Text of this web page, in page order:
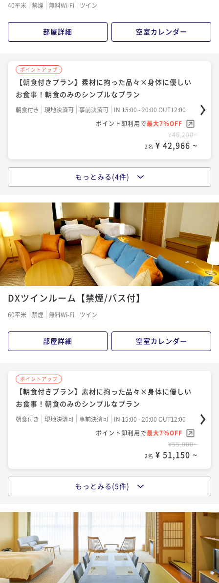
40平米 禁煙 無料Wi-Fi ツイン
部屋詳細 空室カレンダー
ポイントアップ
【朝食付きプラン】素材に拘った品々×身体に優しい
お食事！朝食のみのシンプルなプラン
朝食付き 現地決済可 事前決済可
IN 15:00 - 20:00 OUT12:00
ポイント即利用で最大7％OFF
¥46,200~
2名 ¥ 42,966 ~
【直前割でお得に】 人気のスタンダード×創作フレ
ンチ（レストラン）プランが特別価格
現地決済可 事前決済可
IN 15:00 - 19:00 OUT12:00
ポイント即利用で
最大7％OFF
¥63,360~
2名 ¥ 58,924 ~
ポイントアップ
【スタンダード×創作フレンチ（レストラン）】オー
ベルジュで創作ディナーに舌鼓&美肌の温泉で癒しの旅
ポイント即利用で最大7％OFF
¥66,000~
ポイントアップ
【特別ディナー×創作フレンチ（レストラン）】『熊
野牛』をメインに、質も量もワンランクUPの贅沢を。
事前決済可
IN 15:00 - 19:00 OUT12:00
最大7％OFF
¥80,300~
2名 ¥ 74,679 ~
【環境にやさしいECO連泊】清掃不要で特典付き！＜
スタンダード×創作フレンチ（レストラン）＞
二食付き 現地決済可 事前決済可
IN 15:00 - 19:00 OUT12:00
ポイント即利用で最大7％OFF
¥132,000~
2名 ¥ 122,760 ~
もっとみる(4件)
DXツインルーム【禁煙/バス付】
60平米 禁煙 無料Wi-Fi ツイン
部屋詳細 空室カレンダー
ポイントアップ
【朝食付きプラン】素材に拘った品々×身体に優しい
お食事！朝食のみのシンプルなプラン
朝食付き 現地決済可 事前決済可
IN 15:00 - 20:00 OUT12:00
ポイント即利用で最大7％OFF
¥55,000~
2名 ¥ 51,150 ~
【直前割でお得に】 人気のスタンダード×創作フレ
ンチ（レストラン）プランが特別価格
二食付き
IN 15:00 - 19:00 OUT12:00
ポイント即利用で
最大7％OFF
¥71,280~
2名 ¥ 66,290 ~
もっとみる(5件)